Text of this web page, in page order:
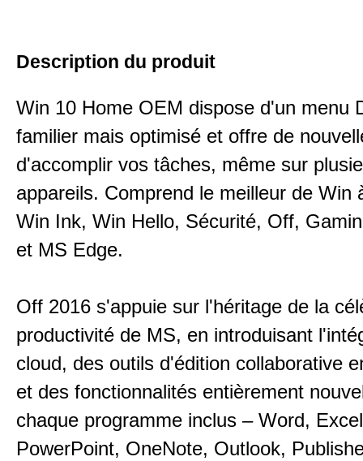
Description du produit
Win 10 Home OEM dispose d'un menu
familier mais optimisé et offre de
d'accomplir vos tâches, même sur
appareils. Comprend le meilleur de Win
Win Ink, Win Hello, Sécurité, Off,
et MS Edge.
Off 2016 s'appuie sur l'héritage de la
productivité de MS, en introduisant
cloud, des outils d'édition collaborative
et des fonctionnalités entièrement
chaque programme inclus – Word,
PowerPoint, OneNote, Outlook,